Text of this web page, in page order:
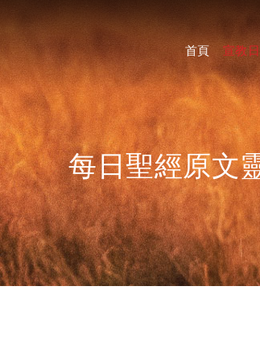
首頁 宣教
每日聖經原文